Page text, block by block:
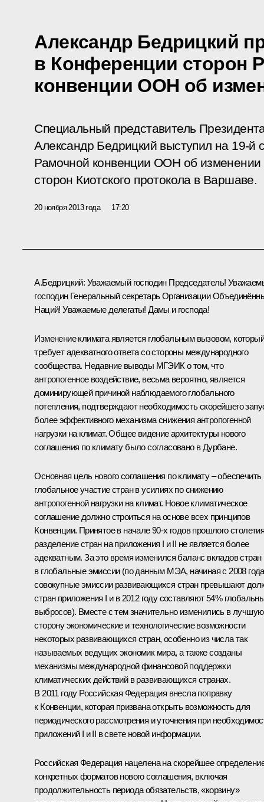
Александр Бедрицкий
в Конференции сторон
конвенции ООН об
Специальный представитель
Александр Бедрицкий выступил на 19-й
Рамочной конвенции ООН об
сторон Киотского протокола в Варшаве.
20 ноября 2013 года 17:20
А.Бедрицкий: Уважаемый господин Председатель!
господин Генеральный секретарь Организации
Наций! Уважаемые делегаты! Дамы и господа!
Изменение климата является глобальным вызовом, который
требует адекватного ответа со стороны международного
сообщества. Недавние выводы МГЭИК о том, что
антропогенное воздействие, весьма вероятно, является
доминирующей причиной наблюдаемого глобального
потепления, подтверждают необходимость скорейшего
более эффективного механизма снижения антропогенной
нагрузки на климат. Общее видение архитектуры нового
соглашения по климату было согласовано в Дурбане.
Основная цель нового соглашения по климату – обеспечить
глобальное участие стран в усилиях по снижению
антропогенной нагрузки на климат. Новое климатическое
соглашение должно строиться на основе всех принципов
Конвенции. Принятое в начале 90-х годов прошлого
разделение стран на приложения I и II не является более
адекватным. За это время изменился баланс вкладов стран
в глобальные эмиссии (по данным МЭА, начиная с 2008 года
совокупные эмиссии развивающихся стран превышают
стран приложения I и в 2012 году составляют 54%
выбросов). Вместе с тем значительно изменились в лучшую
сторону экономические и технологические возможности
некоторых развивающихся стран, особенно из числа так
называемых ведущих экономик мира, а также созданы
механизмы международной финансовой поддержки
климатических действий в развивающихся странах.
В 2011 году Российская Федерация внесла поправку
к Конвенции, которая призвана открыть возможность для
периодического рассмотрения и уточнения при
приложений I и II в свете новой информации.
Российская Федерация нацелена на скорейшее
конкретных форматов нового соглашения, включая
продолжительность периода обязательств, «корзину»